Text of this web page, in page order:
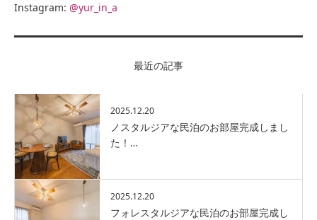
Instagram: @yur_in_a
最近の記事
2025.12.20
ノスタルジアな民泊のお部屋完成しまし
た！…
2025.12.20
フォレスタルジアな民泊のお部屋完成し